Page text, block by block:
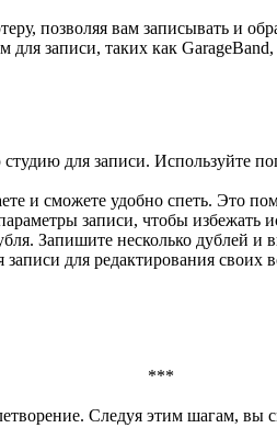
позволяя вам записывать и
для записи, таких как
для записи. Используйте
и сможете удобно спеть. Это
записи, чтобы избежать
Запишите несколько дублей
для редактирования
***
Следуя этим шагам, вы